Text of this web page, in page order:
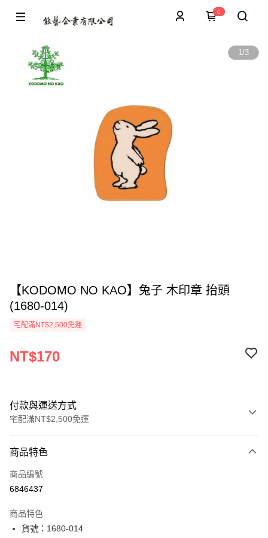
0
1/3
【KODOMO NO KAO】兔子 木印章 抬頭
(1680-014)
宅配滿NT$2,500免運
NT$170
付款與運送方式
宅配滿NT$2,500免運
信用卡一次付款
Apple Pay
悠遊付
商品特色
商品編號
6846437
商品特色
貨號：1680-014